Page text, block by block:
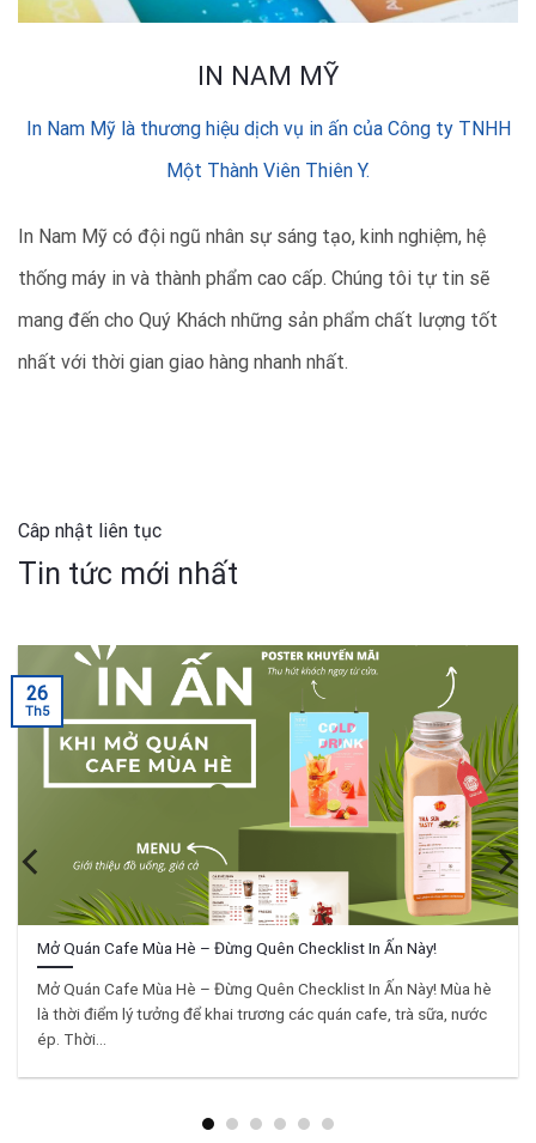
IN NAM MỸ
In Nam Mỹ là thương hiệu dịch vụ in ấn của Công ty TNHH
Một Thành Viên Thiên Y.
In Nam Mỹ có đội ngũ nhân sự sáng tạo, kinh nghiệm, hệ
thống máy in và thành phẩm cao cấp. Chúng tôi tự tin sẽ
mang đến cho Quý Khách những sản phẩm chất lượng tốt
nhất với thời gian giao hàng nhanh nhất.
Câp nhật liên tục
Tin tức mới nhất
Mở Quán Cafe Mùa Hè – Đừng Quên Checklist In Ấn Này!
Mở Quán Cafe Mùa Hè – Đừng Quên Checklist In Ấn Này! Mùa hè
là thời điểm lý tưởng để khai trương các quán cafe, trà sữa, nước
ép. Thời...
26
Th5